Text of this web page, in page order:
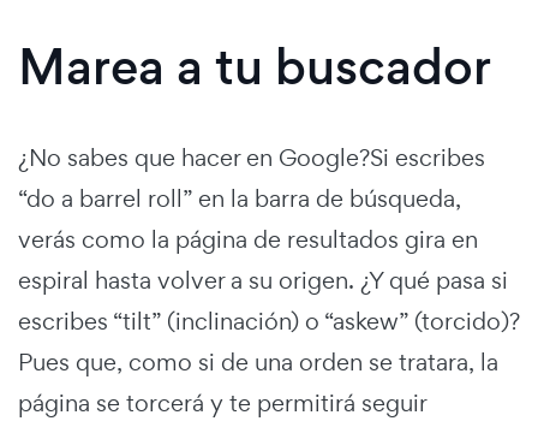
Marea a tu buscador
¿No sabes que hacer en Google?Si escribes
“do a barrel roll” en la barra de búsqueda,
verás como la página de resultados gira en
espiral hasta volver a su origen. ¿Y qué pasa si
escribes “tilt” (inclinación) o “askew” (torcido)?
Pues que, como si de una orden se tratara, la
página se torcerá y te permitirá seguir